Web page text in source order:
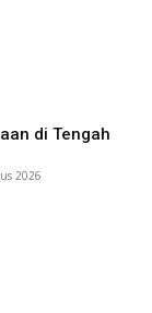
di Tengah
2026